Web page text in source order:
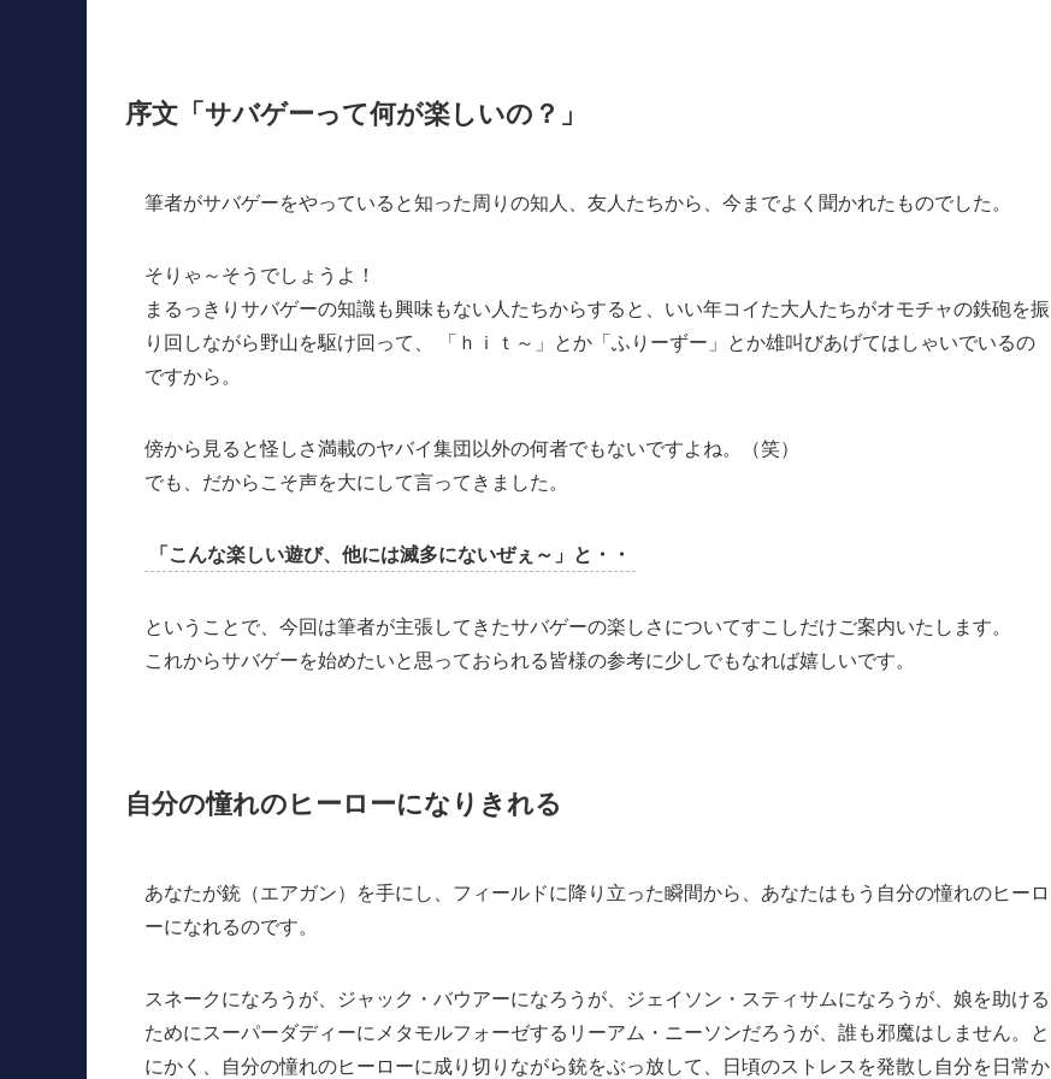
序文「サバゲーって何が楽しいの？」
筆者がサバゲーをやっていると知った周りの知人、友人たちから、今までよく聞かれたものでした。
そりゃ～そうでしょうよ！
まるっきりサバゲーの知識も興味もない人たちからすると、いい年コイた大人たちがオモチャの鉄砲を振
り回しながら野山を駆け回って、 「ｈｉｔ～」とか「ふりーずー」とか雄叫びあげてはしゃいでいるの
ですから。
傍から見ると怪しさ満載のヤバイ集団以外の何者でもないですよね。（笑）
でも、だからこそ声を大にして言ってきました。
「こんな楽しい遊び、他には滅多にないぜぇ～」と・・
ということで、今回は筆者が主張してきたサバゲーの楽しさについてすこしだけご案内いたします。
これからサバゲーを始めたいと思っておられる皆様の参考に少しでもなれば嬉しいです。
自分の憧れのヒーローになりきれる
あなたが銃（エアガン）を手にし、フィールドに降り立った瞬間から、あなたはもう自分の憧れのヒーロ
ーになれるのです。
スネークになろうが、ジャック・バウアーになろうが、ジェイソン・スティサムになろうが、娘を助ける
ためにスーパーダディーにメタモルフォーゼするリーアム・ニーソンだろうが、誰も邪魔はしません。と
にかく、自分の憧れのヒーローに成り切りながら銃をぶっ放して、日頃のストレスを発散し自分を日常か